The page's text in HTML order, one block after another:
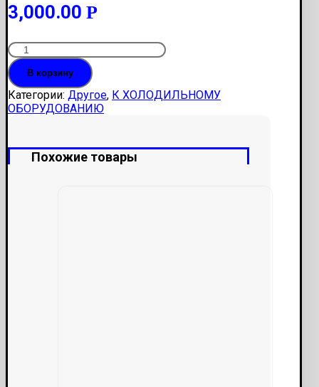
3,000.00 Р
Количество
Течеискатель
UV-
добавка
(Brilliant
HVAC,
В корзину
Категории: Другое, К ХОЛОДИЛЬНОМУ
ОБОРУДОВАНИЮ
Похожие товары